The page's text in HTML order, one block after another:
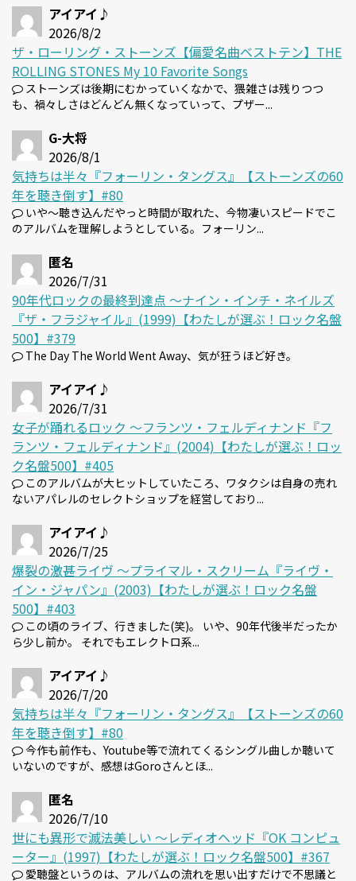
アイアイ♪
2026/8/2
ザ・ローリング・ストーンズ【偏愛名曲ベストテン】THE
ROLLING STONES My 10 Favorite Songs
ストーンズは後期にむかっていくなかで、猥雑さは残りつつ
も、禍々しさはどんどん無くなっていって、プザー...
G-大将
2026/8/1
気持ちは半々『フォーリン・タングス』【ストーンズの60
年を聴き倒す】#80
いや～聴き込んだやっと時間が取れた、今物凄いスピードでこ
のアルバムを理解しようとしている。フォーリン...
匿名
2026/7/31
90年代ロックの最終到達点 〜ナイン・インチ・ネイルズ
『ザ・フラジャイル』(1999)【わたしが選ぶ！ロック名盤
500】#379
The Day The World Went Away、気が狂うほど好き。
アイアイ♪
2026/7/31
女子が踊れるロック 〜フランツ・フェルディナンド『フ
ランツ・フェルディナンド』(2004)【わたしが選ぶ！ロッ
ク名盤500】#405
このアルバムが大ヒットしていたころ、ワタクシは自身の売れ
ないアパレルのセレクトショップを経営しており...
アイアイ♪
2026/7/25
爆裂の激甚ライヴ 〜プライマル・スクリーム『ライヴ・
イン・ジャパン』(2003)【わたしが選ぶ！ロック名盤
500】#403
この頃のライブ、行きました(笑)。 いや、90年代後半だったか
ら少し前か。 それでもエレクトロ系...
アイアイ♪
2026/7/20
気持ちは半々『フォーリン・タングス』【ストーンズの60
年を聴き倒す】#80
今作も前作も、Youtube等で流れてくるシングル曲しか聴いて
いないのですが、感想はGoroさんとほ...
匿名
2026/7/10
世にも異形で滅法美しい 〜レディオヘッド『OK コンピュ
ーター』(1997)【わたしが選ぶ！ロック名盤500】#367
愛聴盤というのは、アルバムの流れを思い出すだけで不思議と